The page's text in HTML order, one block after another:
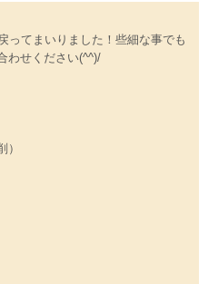
ってまいりました！些細な事でも
わせください(^^)/